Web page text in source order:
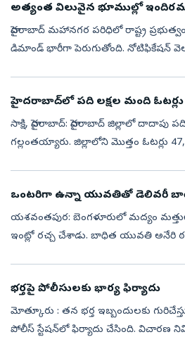
అత్యంత విలువైన భూముల్లో ఇందిరమ్మ
హైదరాబాద్‌ మహానగర పరిధిలో రాష్ట్ర ప్రభుత్వం నిర్మిస్తున్న ఇందిరమ్మ ఇళ్లకు
డిమాండ్‌ భారీగా పెరుగుతోంది. నోటిఫికేషన్‌
హైదరాబాద్‌లో పది లక్షల మంది ఓటర్లు
సాక్షి, హైదరాబాద్‌: హైదరాబాద్‌ జిల్లాలో దాదాపు పది
గల్లంతయ్యారు. జిల్లాలోని మొత్తం ఓటర్లు 47,36,669 మందిలో 9,95,315
ఒంటరిగా ఉన్నా యువతితో డెలివరీ
యశవంతపుర: బెంగళూరులో మద్యం
ఇంట్లో రచ్చ చేశాడు. బాధిత యువతి అనేరి
భర్తపై పోలీసులకు భార్య ఫిర్యాదు
మోత్కూరు : తన భర్త ఇబ్బందులకు
పోలీస్‌ స్టేషన్‌లో ఫిర్యాదు చేసింది. విచారణ